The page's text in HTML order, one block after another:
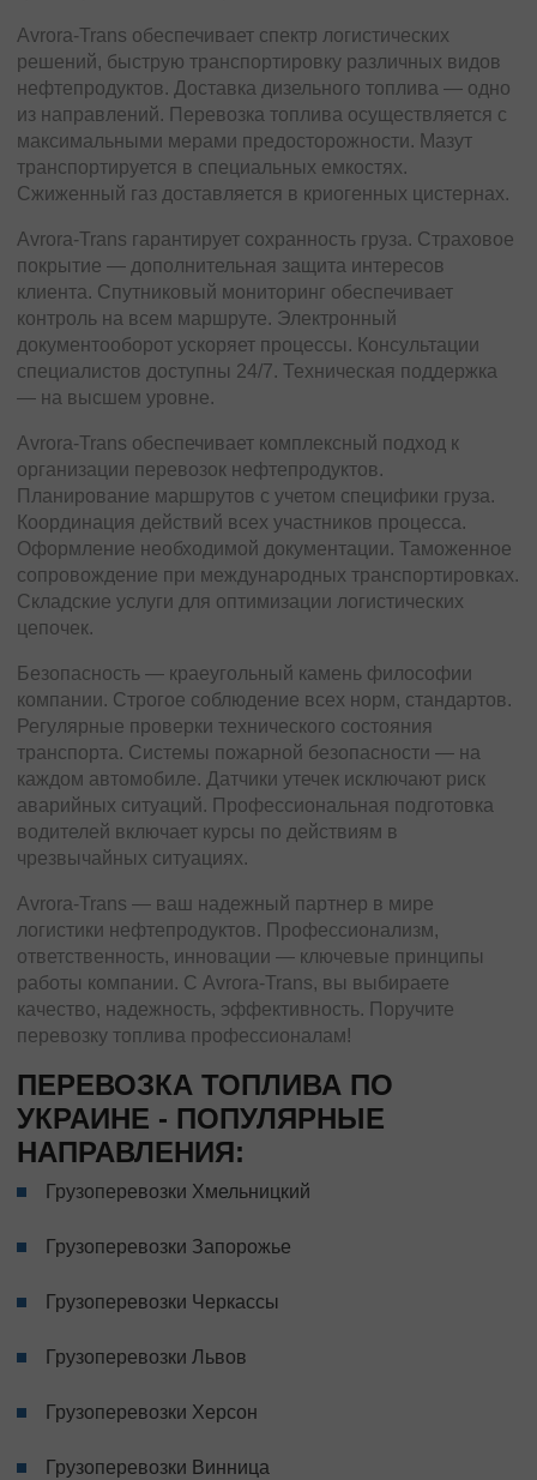
Avrora-Trans обеспечивает спектр логистических
решений, быструю транспортировку различных видов
нефтепродуктов. Доставка дизельного топлива — одно
из направлений. Перевозка топлива осуществляется с
максимальными мерами предосторожности. Мазут
транспортируется в специальных емкостях.
Сжиженный газ доставляется в криогенных цистернах.
Avrora-Trans гарантирует сохранность груза. Страховое
покрытие — дополнительная защита интересов
клиента. Спутниковый мониторинг обеспечивает
контроль на всем маршруте. Электронный
документооборот ускоряет процессы. Консультации
специалистов доступны 24/7. Техническая поддержка
— на высшем уровне.
Avrora-Trans обеспечивает комплексный подход к
организации перевозок нефтепродуктов.
Планирование маршрутов с учетом специфики груза.
Координация действий всех участников процесса.
Оформление необходимой документации. Таможенное
сопровождение при международных транспортировках.
Складские услуги для оптимизации логистических
цепочек.
Безопасность — краеугольный камень философии
компании. Строгое соблюдение всех норм, стандартов.
Регулярные проверки технического состояния
транспорта. Системы пожарной безопасности — на
каждом автомобиле. Датчики утечек исключают риск
аварийных ситуаций. Профессиональная подготовка
водителей включает курсы по действиям в
чрезвычайных ситуациях.
Avrora-Trans — ваш надежный партнер в мире
логистики нефтепродуктов. Профессионализм,
ответственность, инновации — ключевые принципы
работы компании. С Avrora-Trans, вы выбираете
качество, надежность, эффективность. Поручите
перевозку топлива профессионалам!
ПЕРЕВОЗКА ТОПЛИВА ПО
УКРАИНЕ - ПОПУЛЯРНЫЕ
НАПРАВЛЕНИЯ:
Грузоперевозки Хмельницкий
Грузоперевозки Запорожье
Грузоперевозки Черкассы
Грузоперевозки Львов
Грузоперевозки Херсон
Грузоперевозки Винница